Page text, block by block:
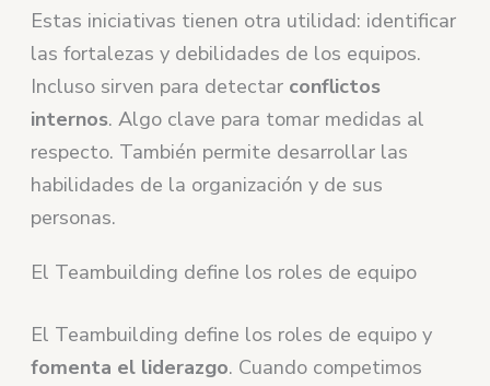
Estas iniciativas tienen otra utilidad: identificar
las fortalezas y debilidades de los equipos.
Incluso sirven para detectar conflictos
internos. Algo clave para tomar medidas al
respecto. También permite desarrollar las
habilidades de la organización y de sus
personas.
El Teambuilding define los roles de equipo
El Teambuilding define los roles de equipo y
fomenta el liderazgo. Cuando competimos